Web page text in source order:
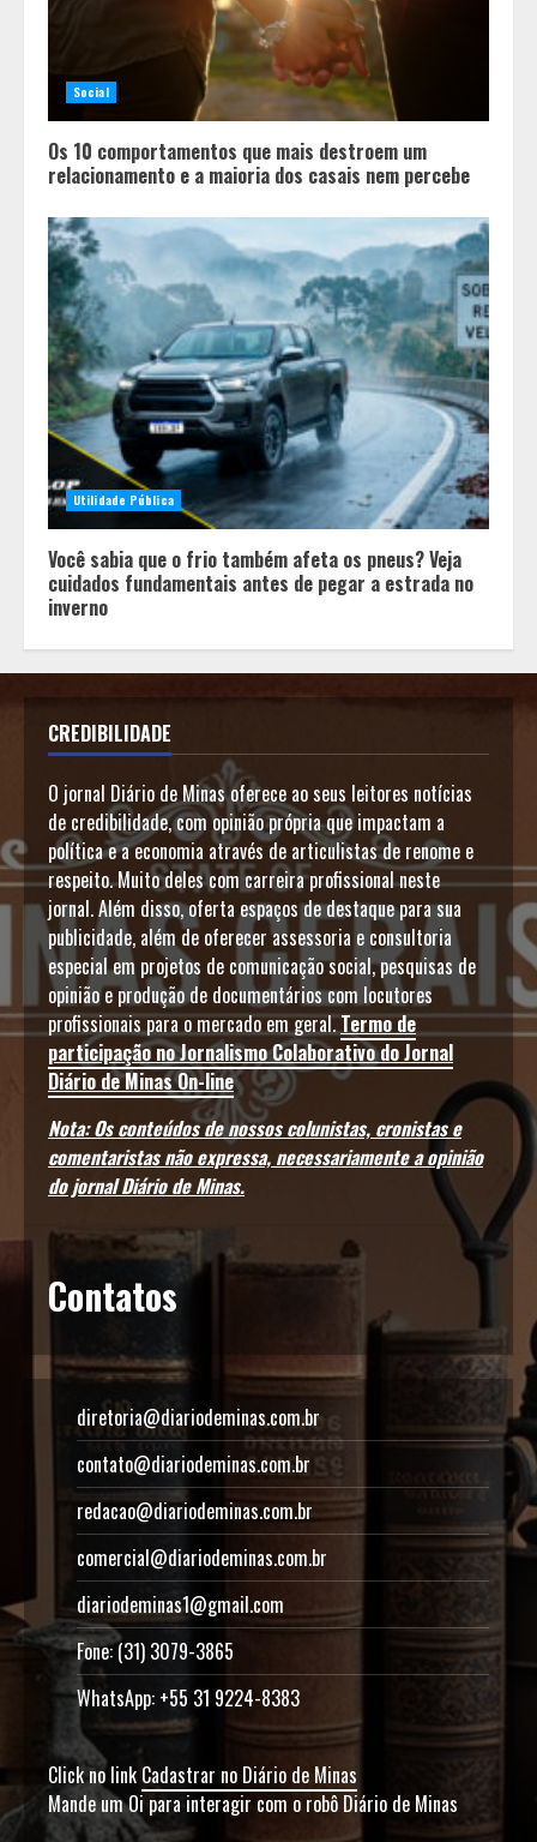
Social
Os 10 comportamentos que mais destroem um
relacionamento e a maioria dos casais nem percebe
Utilidade Pública
Você sabia que o frio também afeta os pneus? Veja
cuidados fundamentais antes de pegar a estrada no
inverno
CREDIBILIDADE
O jornal Diário de Minas oferece ao seus leitores notícias
de credibilidade, com opinião própria que impactam a
política e a economia através de articulistas de renome e
respeito. Muito deles com carreira profissional neste
jornal. Além disso, oferta espaços de destaque para sua
publicidade, além de oferecer assessoria e consultoria
especial em projetos de comunicação social, pesquisas de
opinião e produção de documentários com locutores
profissionais para o mercado em geral.Termo de
participação no Jornalismo Colaborativo do Jornal
Diário de Minas On-line
Nota: Os conteúdos de nossos colunistas, cronistas e
comentaristas não expressa, necessariamente a opinião
do jornal Diário de Minas.
Contatos
diretoria@diariodeminas.com.br
contato@diariodeminas.com.br
redacao@diariodeminas.com.br
comercial@diariodeminas.com.br
diariodeminas1@gmail.com
Fone: (31) 3079-3865
WhatsApp: +55 31 9224-8383
Click no link Cadastrar no Diário de Minas
Mande um Oi para interagir com o robô Diário de Minas